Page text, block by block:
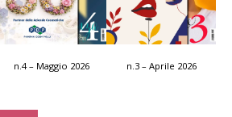
n.4 – Maggio 2026 n.3 – Aprile 2026